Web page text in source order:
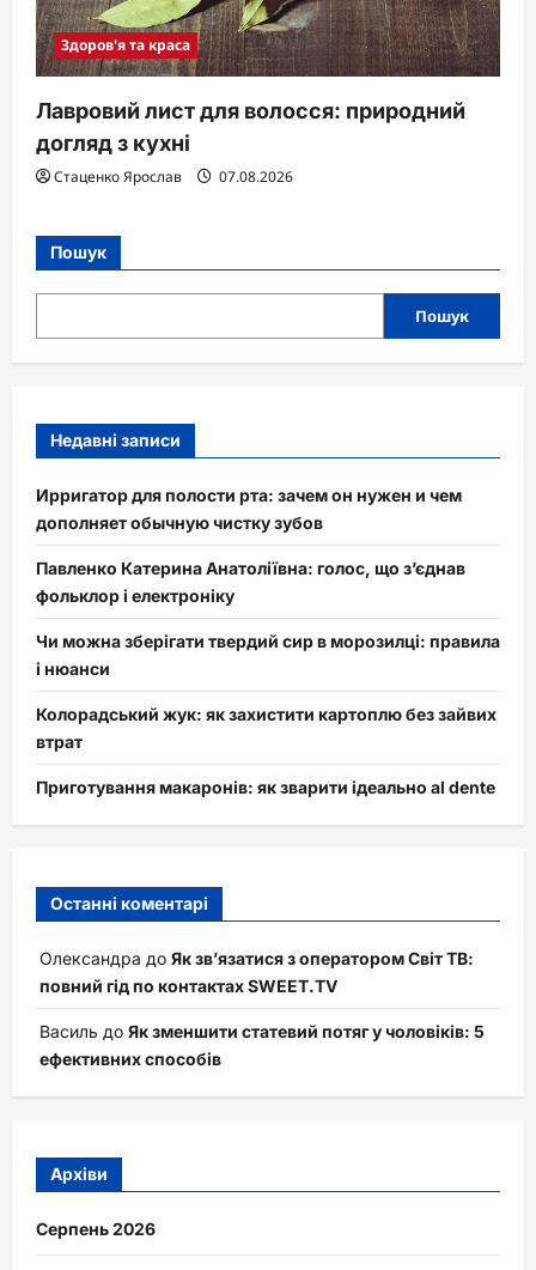
Здоров'я та краса
Лавровий лист для волосся: природний
догляд з кухні
Стаценко Ярослав 07.08.2026
Пошук
Пошук
Недавні записи
Ирригатор для полости рта: зачем он нужен и чем
дополняет обычную чистку зубов
Павленко Катерина Анатоліївна: голос, що з’єднав
фольклор і електроніку
Чи можна зберігати твердий сир в морозилці: правила
і нюанси
Колорадський жук: як захистити картоплю без зайвих
втрат
Приготування макаронів: як зварити ідеально al dente
Останні коментарі
Олександра до Як зв’язатися з оператором Світ ТВ:
повний гід по контактах SWEET.TV
Василь до Як зменшити статевий потяг у чоловіків: 5
ефективних способів
Архіви
Серпень 2026